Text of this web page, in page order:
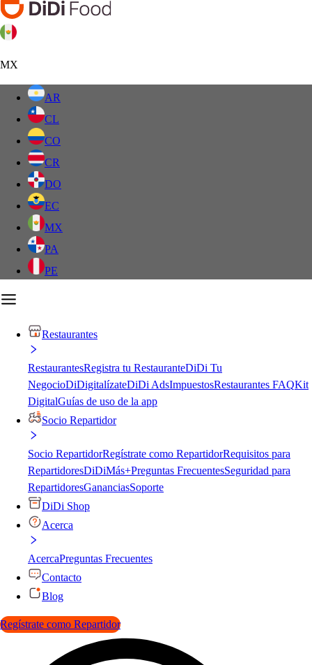
MX
AR
CL
CO
CR
DO
EC
MX
PA
PE
Restaurantes
RestaurantesRegistra tu RestauranteDiDi Tu
NegocioDiDigitalízateDiDi AdsImpuestosRestaurantes FAQKit
DigitalGuías de uso de la app
Socio Repartidor
Socio RepartidorRegístrate como RepartidorRequisitos para
RepartidoresDiDiMás+Preguntas FrecuentesSeguridad para
RepartidoresGananciasSoporte
DiDi Shop
Acerca
AcercaPreguntas Frecuentes
Contacto
Blog
Regístrate como Repartidor